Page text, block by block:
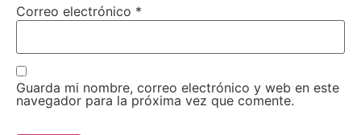
Correo electrónico *
Guarda mi nombre, correo electrónico y web en este
navegador para la próxima vez que comente.